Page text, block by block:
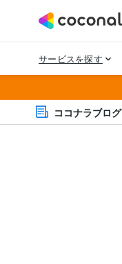
ココナラブログ